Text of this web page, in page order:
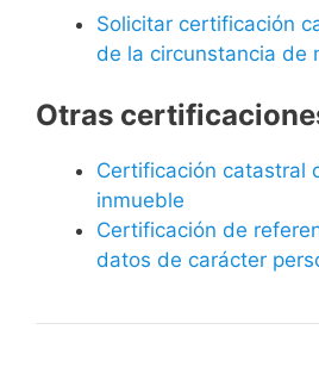
Solicitar certificación
de la circunstancia de
Otras
Certificación catastral
inmueble
Certificación de
datos de carácter